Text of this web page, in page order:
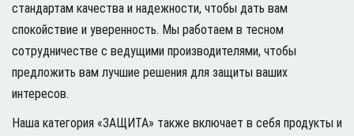
стандартам качества и надежности, чтобы дать вам
спокойствие и уверенность. Мы работаем в тесном
сотрудничестве с ведущими производителями, чтобы
предложить вам лучшие решения для защиты ваших
интересов.
Наша категория «ЗАЩИТА» также включает в себя продукты и